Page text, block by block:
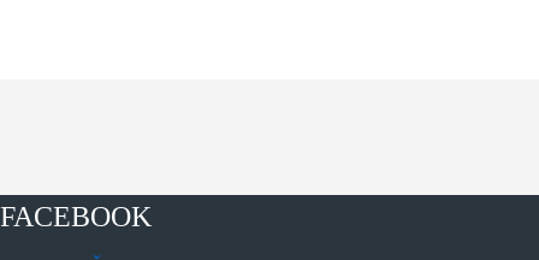
FACEBOOK